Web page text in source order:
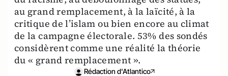
au grand remplacement, à la laïcité, à la
critique de l’islam ou bien encore au climat
de la campagne électorale. 53% des sondés
considèrent comme une réalité la théorie
du « grand remplacement ».
Rédaction d'Atlantico